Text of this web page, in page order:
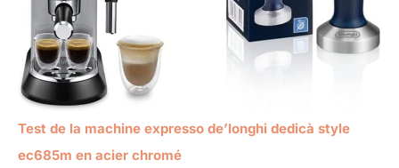
Test de la machine expresso de’longhi dedicà style
ec685m en acier chromé